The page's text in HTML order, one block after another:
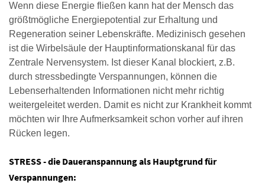
Wenn diese Energie fließen kann hat der Mensch das
größtmögliche Energiepotential zur Erhaltung und
Regeneration seiner Lebenskräfte. Medizinisch gesehen
ist die Wirbelsäule der Hauptinformationskanal für das
Zentrale Nervensystem. Ist dieser Kanal blockiert, z.B.
durch stressbedingte Verspannungen, können die
Lebenserhaltenden Informationen nicht mehr richtig
weitergeleitet werden. Damit es nicht zur Krankheit kommt
möchten wir Ihre Aufmerksamkeit schon vorher auf ihren
Rücken legen.
STRESS - die Daueranspannung als Hauptgrund für
Verspannungen: